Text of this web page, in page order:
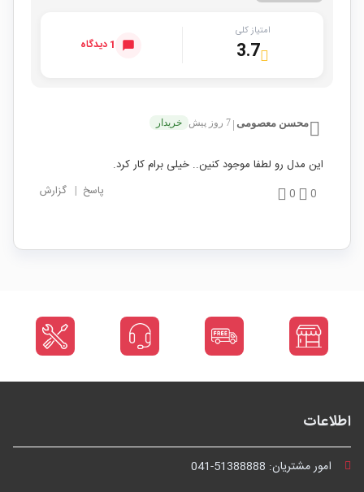
امتیاز کلی
3.7 1 دیدگاه
محسن معصومی 7 روز پیش خریدار
این مدل رو لطفا موجود کنین.. خیلی برام کار کرد.
0
0 پاسخ | گزارش
اطلاعات
امور مشتریان: 041-51388888